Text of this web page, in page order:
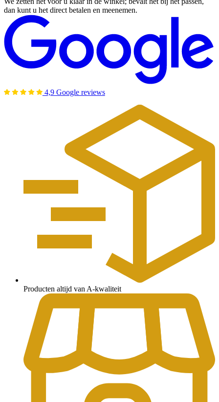
dan kunt u het direct betalen en meenemen.
4,9 Google reviews
Producten altijd van A-kwaliteit